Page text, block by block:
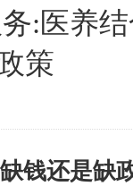
:医养
策
钱还是缺